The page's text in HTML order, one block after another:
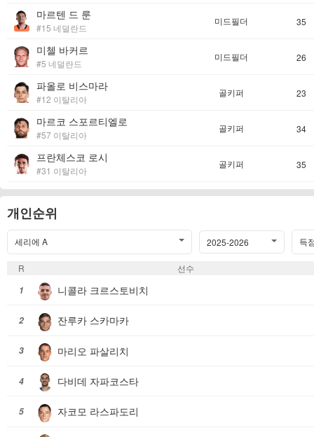
마르텐 드 룬
#15 네덜란드
미드필더 35
미첼 바커르
#5 네덜란드
미드필더 26
파올로 비스마라
#12 이탈리아
골키퍼 23
마르코 스포르티엘로
#57 이탈리아
골키퍼 34
프란체스코 로시
#31 이탈리아
골키퍼 35
개인순위
세리에 A 2025-2026 득
R
선수
1
니콜라 크르스토비치
2 잔루카 스카마카
3 마리오 파살리치
4 다비데 자파코스타
5 자코모 라스파도리